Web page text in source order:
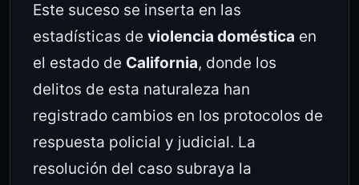
Este suceso se inserta en las
estadísticas de violencia doméstica en
el estado de California, donde los
delitos de esta naturaleza han
registrado cambios en los protocolos de
respuesta policial y judicial. La
resolución del caso subraya la